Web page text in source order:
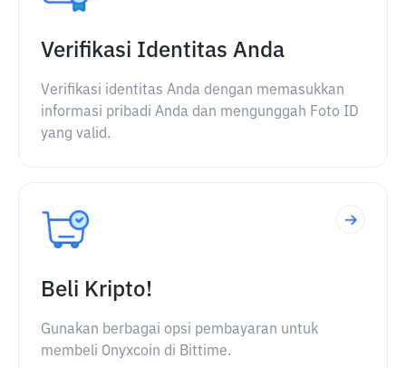
Verifikasi Identitas Anda
Verifikasi identitas Anda dengan memasukkan
informasi pribadi Anda dan mengunggah Foto ID
yang valid.
Beli Kripto!
Gunakan berbagai opsi pembayaran untuk
membeli Onyxcoin di Bittime.